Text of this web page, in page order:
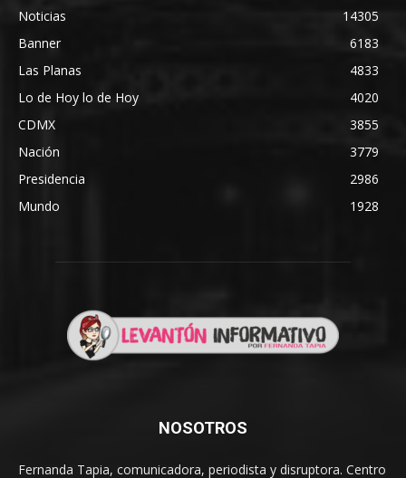
Noticias
14305
Banner
6183
Las Planas
4833
Lo de Hoy lo de Hoy
4020
CDMX
3855
Nación
3779
Presidencia
2986
Mundo
1928
NOSOTROS
Fernanda Tapia, comunicadora, periodista y disruptora. Centro